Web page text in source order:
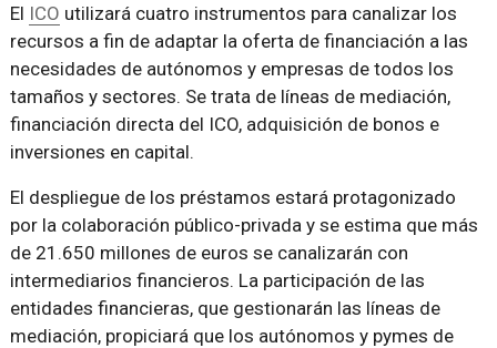
El ICO utilizará cuatro instrumentos para canalizar los
recursos a fin de adaptar la oferta de financiación a las
necesidades de autónomos y empresas de todos los
tamaños y sectores. Se trata de líneas de mediación,
financiación directa del ICO, adquisición de bonos e
inversiones en capital.
El despliegue de los préstamos estará protagonizado
por la colaboración público-privada y se estima que más
de 21.650 millones de euros se canalizarán con
intermediarios financieros. La participación de las
entidades financieras, que gestionarán las líneas de
mediación, propiciará que los autónomos y pymes de